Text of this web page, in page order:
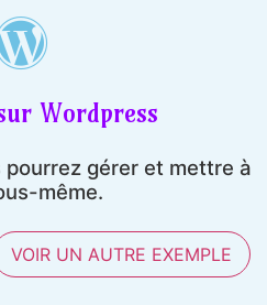
Wordpress
gérer et mettre à
même.
VOIR UN AUTRE EXEMPLE